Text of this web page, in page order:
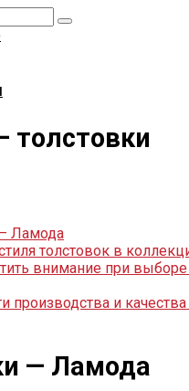
толстовки
Ламода
толстовок в
внимание при выборе
производства и
— Ламода